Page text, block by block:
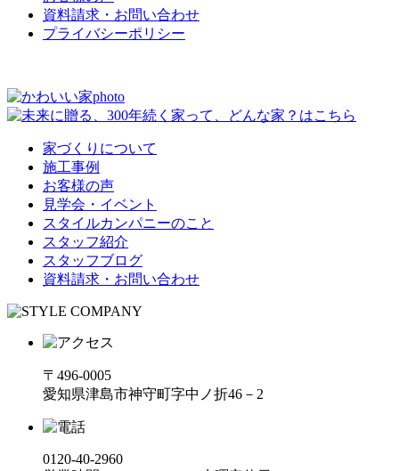
資料請求・お問い合わせ
プライバシーポリシー
家づくりについて
施工事例
お客様の声
見学会・イベント
スタイルカンパニーのこと
スタッフ紹介
スタッフブログ
資料請求・お問い合わせ
〒496-0005
愛知県津島市神守町字中ノ折46－2
0120-40-2960